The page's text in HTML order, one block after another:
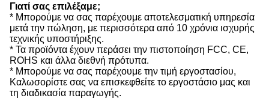
Γιατί σας επιλέξαμε;
* Μπορούμε να σας παρέχουμε αποτελεσματική υπηρεσία
μετά την πώληση, με περισσότερα από 10 χρόνια ισχυρής
τεχνικής υποστήριξης.
* Τα προϊόντα έχουν περάσει την πιστοποίηση FCC, CE,
ROHS και άλλα διεθνή πρότυπα.
* Μπορούμε να σας παρέχουμε την τιμή εργοστασίου,
Καλωσορίστε σας να επισκεφθείτε το εργοστάσιο μας και
τη διαδικασία παραγωγής.